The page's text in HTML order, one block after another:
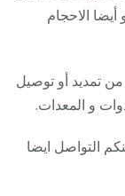
الاحجام
تمديد أو توصيل
و المعدات.
التواصل ايضا